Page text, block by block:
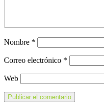
Nombre *
Correo electrónico *
Web